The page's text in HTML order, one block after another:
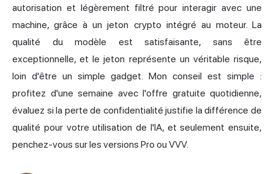
autorisation et légèrement filtré pour interagir avec une
machine, grâce à un jeton crypto intégré au moteur. La
qualité du modèle est satisfaisante, sans être
exceptionnelle, et le jeton représente un véritable risque,
loin d'être un simple gadget. Mon conseil est simple :
profitez d'une semaine avec l'offre gratuite quotidienne,
évaluez si la perte de confidentialité justifie la différence de
qualité pour votre utilisation de l'IA, et seulement ensuite,
penchez-vous sur les versions Pro ou VVV.